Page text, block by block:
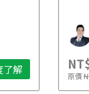
了解 原價